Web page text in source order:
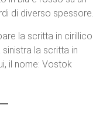
di diverso spessore.
la scritta in cirillico
la scritta in
il nome: Vostok